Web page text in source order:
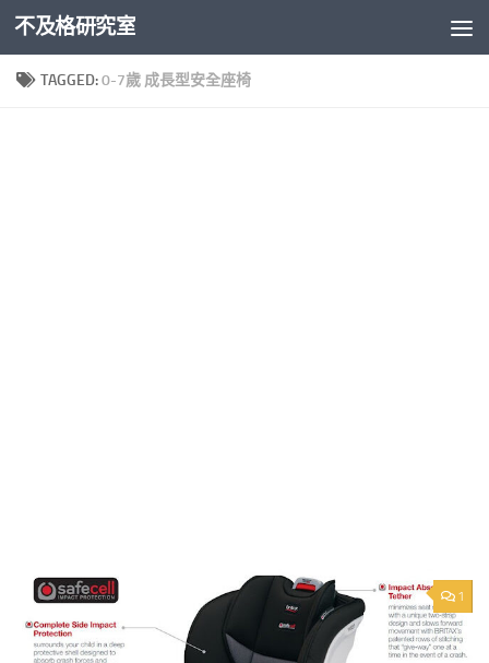
Skip to content
不及格研究室
TAGGED:0-7歲 成長型安全座椅
1